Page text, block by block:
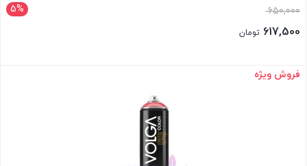
5% 650,000قیمت
اصلی:
بود.
617,500 تومان
فعلی:
بستن
فروش ویژه